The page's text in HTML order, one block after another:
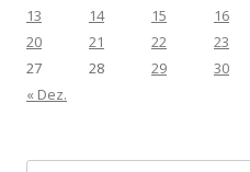
13
14 15 16
20
21 22 23
27
28 29 30
« Dez.